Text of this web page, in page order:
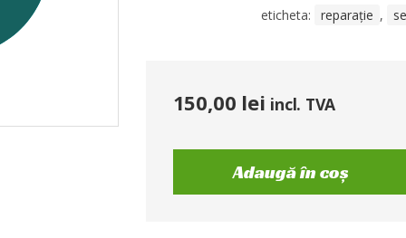
eticheta: reparație ,
150,00 lei incl. TVA
Adaugă în coș